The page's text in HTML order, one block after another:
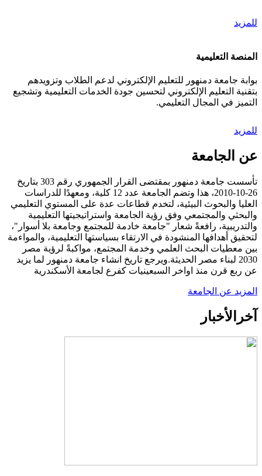
للمزيد
المنصة التعليمية
بوابة جامعة دمنهور للتعليم الإلكتروني لدعم الطلاب وتزويدهم
بتقنية التعليم الإلكتروني لتحسين جودة الخدمات التعليمية وتشجيع
التميز في المجال التعليمي.
للمزيد
عن الجامعة
تأسست جامعة دمنهور بمقتضى القرار الجمهوري رقم 303 بتاريخ
26-10-2010، هذا وتضم الجامعة عدد 12 كلية، ومعهدًا للدراسات
العليا والبحوث البيئية، لتخدم قطاعات عدة على المستوي التعليمي
والبحثي والمجتمعي وفق رؤية الجامعة واستراتيجيتها التعليمية
والتدريبية، رافعةً شعار "جامعة خادمة للمجتمع وجامعة بلا أسوار"،
لتحقيق أهدافها المنشودة في الارتقاء بسياستها التعليمية، والمواءمة
بين معطيات البحث العلمي وخدمة المجتمع، مواكبةً لرؤية مصر
2030 لبناء مصر الحديثة.ويرجع تاريخ انشاء جامعة دمنهور لما يزيد
عن ربع قرن منذ اواخر السبعينيات كفرع لجامعة الأسكندرية
المزيد عن الجامعة
آخر الأخبار